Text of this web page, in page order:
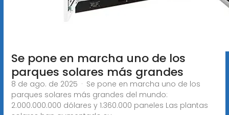
Se pone en marcha uno de los
parques solares más grandes
8 de ago. de 2025 · Se pone en marcha uno de los
parques solares más grandes del mundo:
2.000.000.000 dólares y 1.360.000 paneles Las plantas